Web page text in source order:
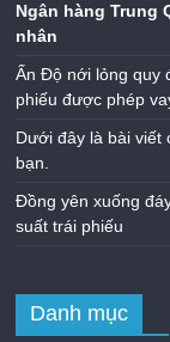
Ngân hàng Trung
nhân
Ấn Độ nới lỏng quy
phiếu được phép
Dưới đây là bài viết
bạn.
Đồng yên xuống
suất trái phiếu
Danh mục